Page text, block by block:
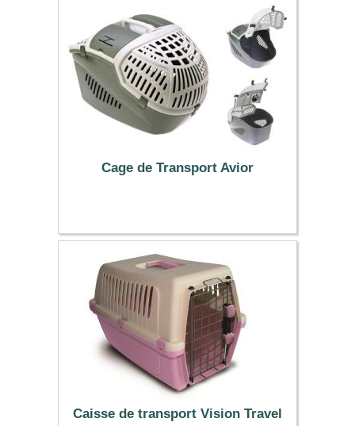
Cage de Transport Avior
19.99 €
Caisse de transport Vision Travel